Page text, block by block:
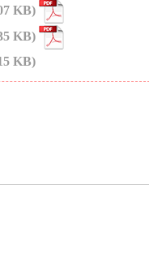
KB)
KB)
KB)